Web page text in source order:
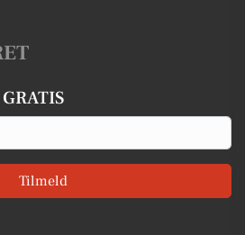
Tilmeld